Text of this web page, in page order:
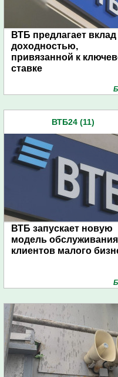
ВТБ предлагает вклад
доходностью,
привязанной к
ставке
ВТБ24 (11)
ВТБ запускает новую
модель обслуживания
клиентов малого